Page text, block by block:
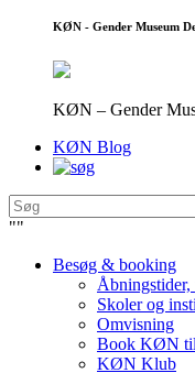
KØN - Gender Museum
KØN – Gender
KØN Blog
""
Besøg & booking
Skoler og
Omvisning
Book KØN til
KØN Klub